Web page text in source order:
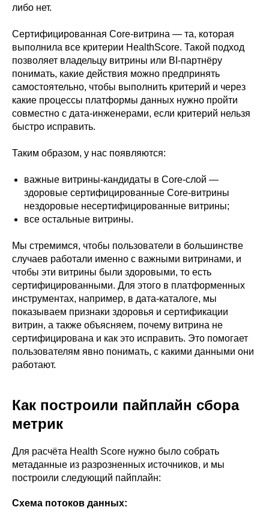
либо нет.
Сертифицированная Core-витрина — та, которая
выполнила все критерии HealthScore. Такой подход
позволяет владельцу витрины или BI-партнёру
понимать, какие действия можно предпринять
самостоятельно, чтобы выполнить критерий и через
какие процессы платформы данных нужно пройти
совместно с дата-инженерами, если критерий нельзя
быстро исправить.
Таким образом, у нас появляются:
важные витрины-кандидаты в Core-слой —
здоровые сертифицированные Core-витрины
нездоровые несертифицированные витрины;
все остальные витрины.
Мы стремимся, чтобы пользователи в большинстве
случаев работали именно с важными витринами, и
чтобы эти витрины были здоровыми, то есть
сертифицированными. Для этого в платформенных
инструментах, например, в дата-каталоге, мы
показываем признаки здоровья и сертификации
витрин, а также объясняем, почему витрина не
сертифицирована и как это исправить. Это помогает
пользователям явно понимать, с какими данными они
работают.
Как построили пайплайн сбора
метрик
Для расчёта Health Score нужно было собрать
метаданные из разрозненных источников, и мы
построили следующий пайплайн:
Схема потоков данных: